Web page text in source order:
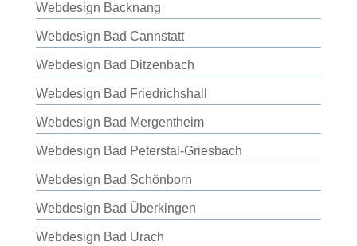
Webdesign Backnang
Webdesign Bad Cannstatt
Webdesign Bad Ditzenbach
Webdesign Bad Friedrichshall
Webdesign Bad Mergentheim
Webdesign Bad Peterstal-Griesbach
Webdesign Bad Schönborn
Webdesign Bad Überkingen
Webdesign Bad Urach